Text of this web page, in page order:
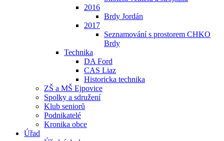
2016
Brdy Jordán
2017
Seznamování s prostorem CHKO
Brdy
Technika
DA Ford
CAS Liaz
Historicka technika
ZŠ a MŠ Ejpovice
Spolky a sdružení
Klub seniorů
Podnikatelé
Kronika obce
Úřad